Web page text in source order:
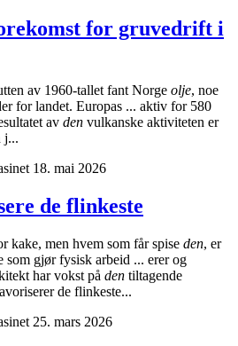
for gruvedrift i
av 1960-tallet fant Norge olje, noe
for landet. Europas ... aktiv for 580
av den vulkanske aktiviteten er
j...
18. mai 2026
de flinkeste
kake, men hvem som får spise den, er
som gjør fysisk arbeid ... erer og
har vokst på den tiltagende
de flinkeste...
25. mars 2026